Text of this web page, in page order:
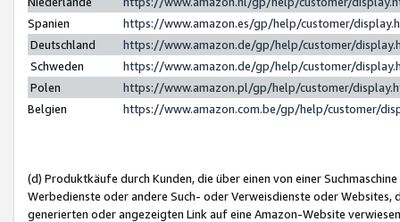
Spanien
https://www.amazon.es/gp/help/customer/
Deutschland
https://www.amazon.de/gp/help/customer/
Schweden
https://www.amazon.de/gp/help/customer/
Polen
https://www.amazon.pl/gp/help/customer/
Belgien
https://www.amazon.com.be/gp/help/customer/
(d) Produktkäufe durch Kunden, die über einen von einer
Werbedienste oder andere Such- oder Verweisdienste oder Websites,
generierten oder angezeigten Link auf eine Amazon-Website